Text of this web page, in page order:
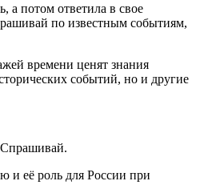
потом ответила в свое
по известным событиям,
времени ценят знания
событий, но и другие
и её роль для России при